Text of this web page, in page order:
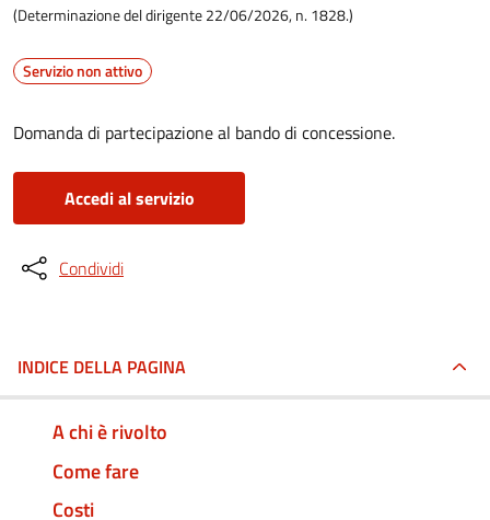
(Determinazione del dirigente 22/06/2026, n. 1828.)
Servizio non attivo
Domanda di partecipazione al bando di concessione.
Accedi al servizio
Condividi
INDICE DELLA PAGINA
A chi è rivolto
Come fare
Costi